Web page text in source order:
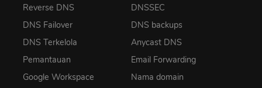
Reverse DNS
DNS Failover
DNS Terkelola
Pemantauan
Google Workspace
DNSSEC
DNS backups
Anycast DNS
Email Forwarding
Nama domain